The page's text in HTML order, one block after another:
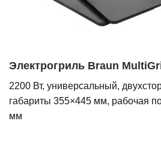
Электрогриль Braun
2200 Вт, универсальный,
габариты 355×445 мм, рабочая
мм